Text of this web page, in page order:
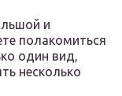
и
полакомиться
один вид,
несколько